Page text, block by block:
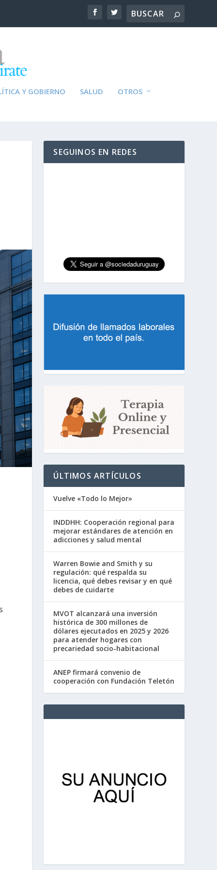
Y GOBIERNO SALUD OTROS
SEGUINOS EN REDES
ÚLTIMOS ARTÍCULOS
Vuelve «Todo lo Mejor»
INDDHH: Cooperación regional para
mejorar estándares de atención en
adicciones y salud mental
Warren Bowie and Smith y su
regulación: qué respalda su
licencia, qué debes revisar y en qué
debes de cuidarte
MVOT alcanzará una inversión
histórica de 300 millones de
dólares ejecutados en 2025 y 2026
para atender hogares con
precariedad socio-habitacional
ANEP firmará convenio de
cooperación con Fundación Teletón